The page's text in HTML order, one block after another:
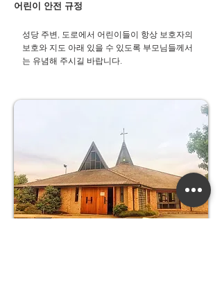
어린이 안전 규정
성당 주변, 도로에서 어린이들이 항상 보호자의
보호와 지도 아래 있을 수 있도록 부모님들께서
는 유념해 주시길 바랍니다.​